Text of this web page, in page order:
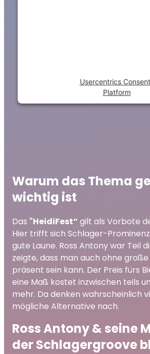
Usercentrics
Platform
Warum das Thema
wichtig ist
Das "HeidiFest“ gilt als Vorbote
Hier trifft sich Schlager-
gute Laune. Ross Antony war Teil
zeigte, dass man auch ohne
präsent sein kann. Der Preis fürs
eine Maß kostet inzwischen teils
mehr. Da denken wahrscheinlich
mögliche Alternative nach.
Ross Antony & seine
der Schlagergroove